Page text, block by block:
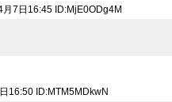
7日16:45 ID:MjE0ODg4M
16:50 ID:MTM5MDkwN